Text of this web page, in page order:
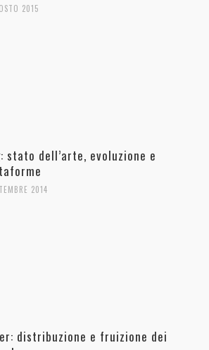
2015
stato dell’arte, evoluzione e
2014
distribuzione e fruizione dei